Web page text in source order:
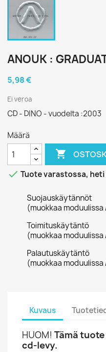
ANOUK :
5,98 €
Ei veroa
CD - DINO - vuodelta :2003
Määrä

 Tuote varastossa,
Suojauskäytännöt
(muokkaa
Toimituskäytäntö
(muokkaa
Palautuskäytäntö
(muokkaa
Kuvaus
HUOM! Tämä
cd-levy.